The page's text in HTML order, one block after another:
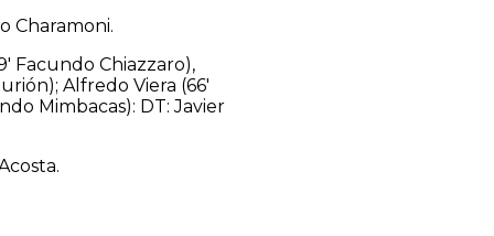
Charamoni.
Facundo Chiazzaro),
Alfredo Viera (66′
Mimbacas): DT: Javier